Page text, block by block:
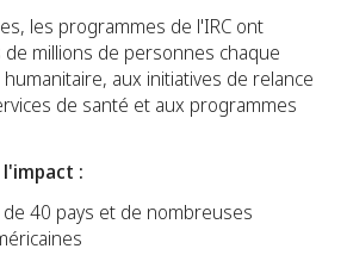
les programmes de l'IRC ont
millions de personnes chaque
aux initiatives de relance
de santé et aux programmes
:
40 pays et de nombreuses